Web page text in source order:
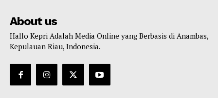
About us
Hallo Kepri Adalah Media Online yang Berbasis di Anambas,
Kepulauan Riau, Indonesia.